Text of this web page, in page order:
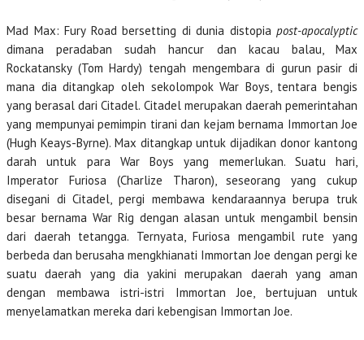
Mad Max: Fury Road bersetting di dunia distopia post-apocalyptic
dimana peradaban sudah hancur dan kacau balau, Max
Rockatansky (Tom Hardy) tengah mengembara di gurun pasir di
mana dia ditangkap oleh sekolompok War Boys, tentara bengis
yang berasal dari Citadel. Citadel merupakan daerah pemerintahan
yang mempunyai pemimpin tirani dan kejam bernama Immortan Joe
(Hugh Keays-Byrne). Max ditangkap untuk dijadikan donor kantong
darah untuk para War Boys yang memerlukan. Suatu hari,
Imperator Furiosa (Charlize Tharon), seseorang yang cukup
disegani di Citadel, pergi membawa kendaraannya berupa truk
besar bernama War Rig dengan alasan untuk mengambil bensin
dari daerah tetangga. Ternyata, Furiosa mengambil rute yang
berbeda dan berusaha mengkhianati Immortan Joe dengan pergi ke
suatu daerah yang dia yakini merupakan daerah yang aman
dengan membawa istri-istri Immortan Joe, bertujuan untuk
menyelamatkan mereka dari kebengisan Immortan Joe.